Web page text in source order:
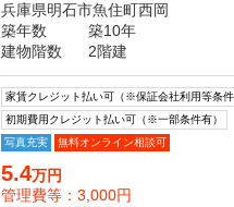
兵庫県明石市魚住町西岡
築年数
築10年
建物階数
2階建
家賃クレジット払い可（※保証会社利用等条件
初期費用クレジット払い可（※一部条件有）
写真充実
無料オンライン相談可
5.4万円
管理費等：3,000円